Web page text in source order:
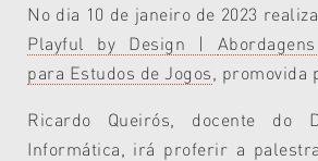
No dia 10 de janeiro de 2023
Playful by Design |
para Estudos de Jogos , promovida
Ricardo Queirós, docente do
Informática, irá proferir a